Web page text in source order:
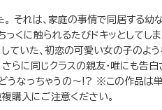
それは、家庭の事情で同居する幼
っくに触られるたびドキッとして
していた、初恋の可愛い女の子の
に同じクラスの親友・唯にも告白
うなっちゃうの～!? ※この作品は
購入にご注意ください。